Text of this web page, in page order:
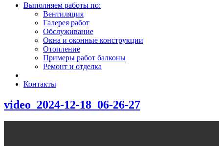
Выполняем работы по:
Вентиляция
Галерея работ
Обслуживание
Окна и оконные конструкции
Отопление
Примеры работ балконы
Ремонт и отделка
Контакты
video_2024-12-18_06-26-27